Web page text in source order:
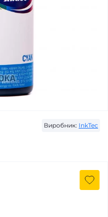
Виробник: InkTec